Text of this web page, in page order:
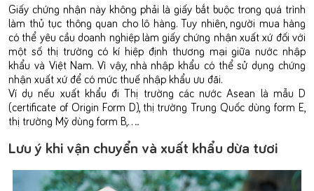
Giấy chứng nhận này không phải là giấy bắt buộc trong quá trình
làm thủ tục thông quan cho lô hàng. Tuy nhiên, người mua hàng
có thể yêu cầu doanh nghiệp làm giấy chứng nhận xuất xứ đối với
một số thị trường có kí hiệp định thương mại giữa nước nhập
khẩu và Việt Nam. Vì vậy, nhà nhập khẩu có thể sử dụng chứng
nhận xuất xứ để có mức thuế nhập khẩu ưu đãi.
Ví dụ nếu xuất khẩu đi Thị trường các nước Asean là mẫu D
(certificate of Origin Form D), thị trường Trung Quốc dùng form E,
thị trường Mỹ dùng form B,…..
Lưu ý khi vận chuyển và xuất khẩu dừa tươi